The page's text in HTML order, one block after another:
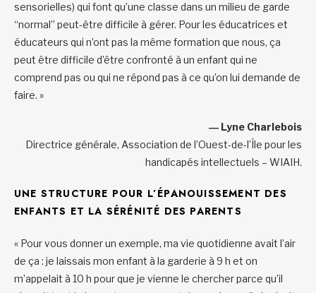
sensorielles) qui font qu’une classe dans un milieu de garde
“normal” peut-être difficile à gérer. Pour les éducatrices et
éducateurs qui n’ont pas la même formation que nous, ça
peut être difficile d’être confronté à un enfant qui ne
comprend pas ou qui ne répond pas à ce qu’on lui demande de
faire. »
― Lyne Charlebois
Directrice générale, Association de l’Ouest-de-l’Île pour les
handicapés intellectuels – WIAIH.
UNE STRUCTURE POUR L’ÉPANOUISSEMENT DES
ENFANTS ET LA SÉRÉNITÉ DES PARENTS
« Pour vous donner un exemple, ma vie quotidienne avait l’air
de ça : je laissais mon enfant à la garderie à 9 h et on
m’appelait à 10 h pour que je vienne le chercher parce qu’il